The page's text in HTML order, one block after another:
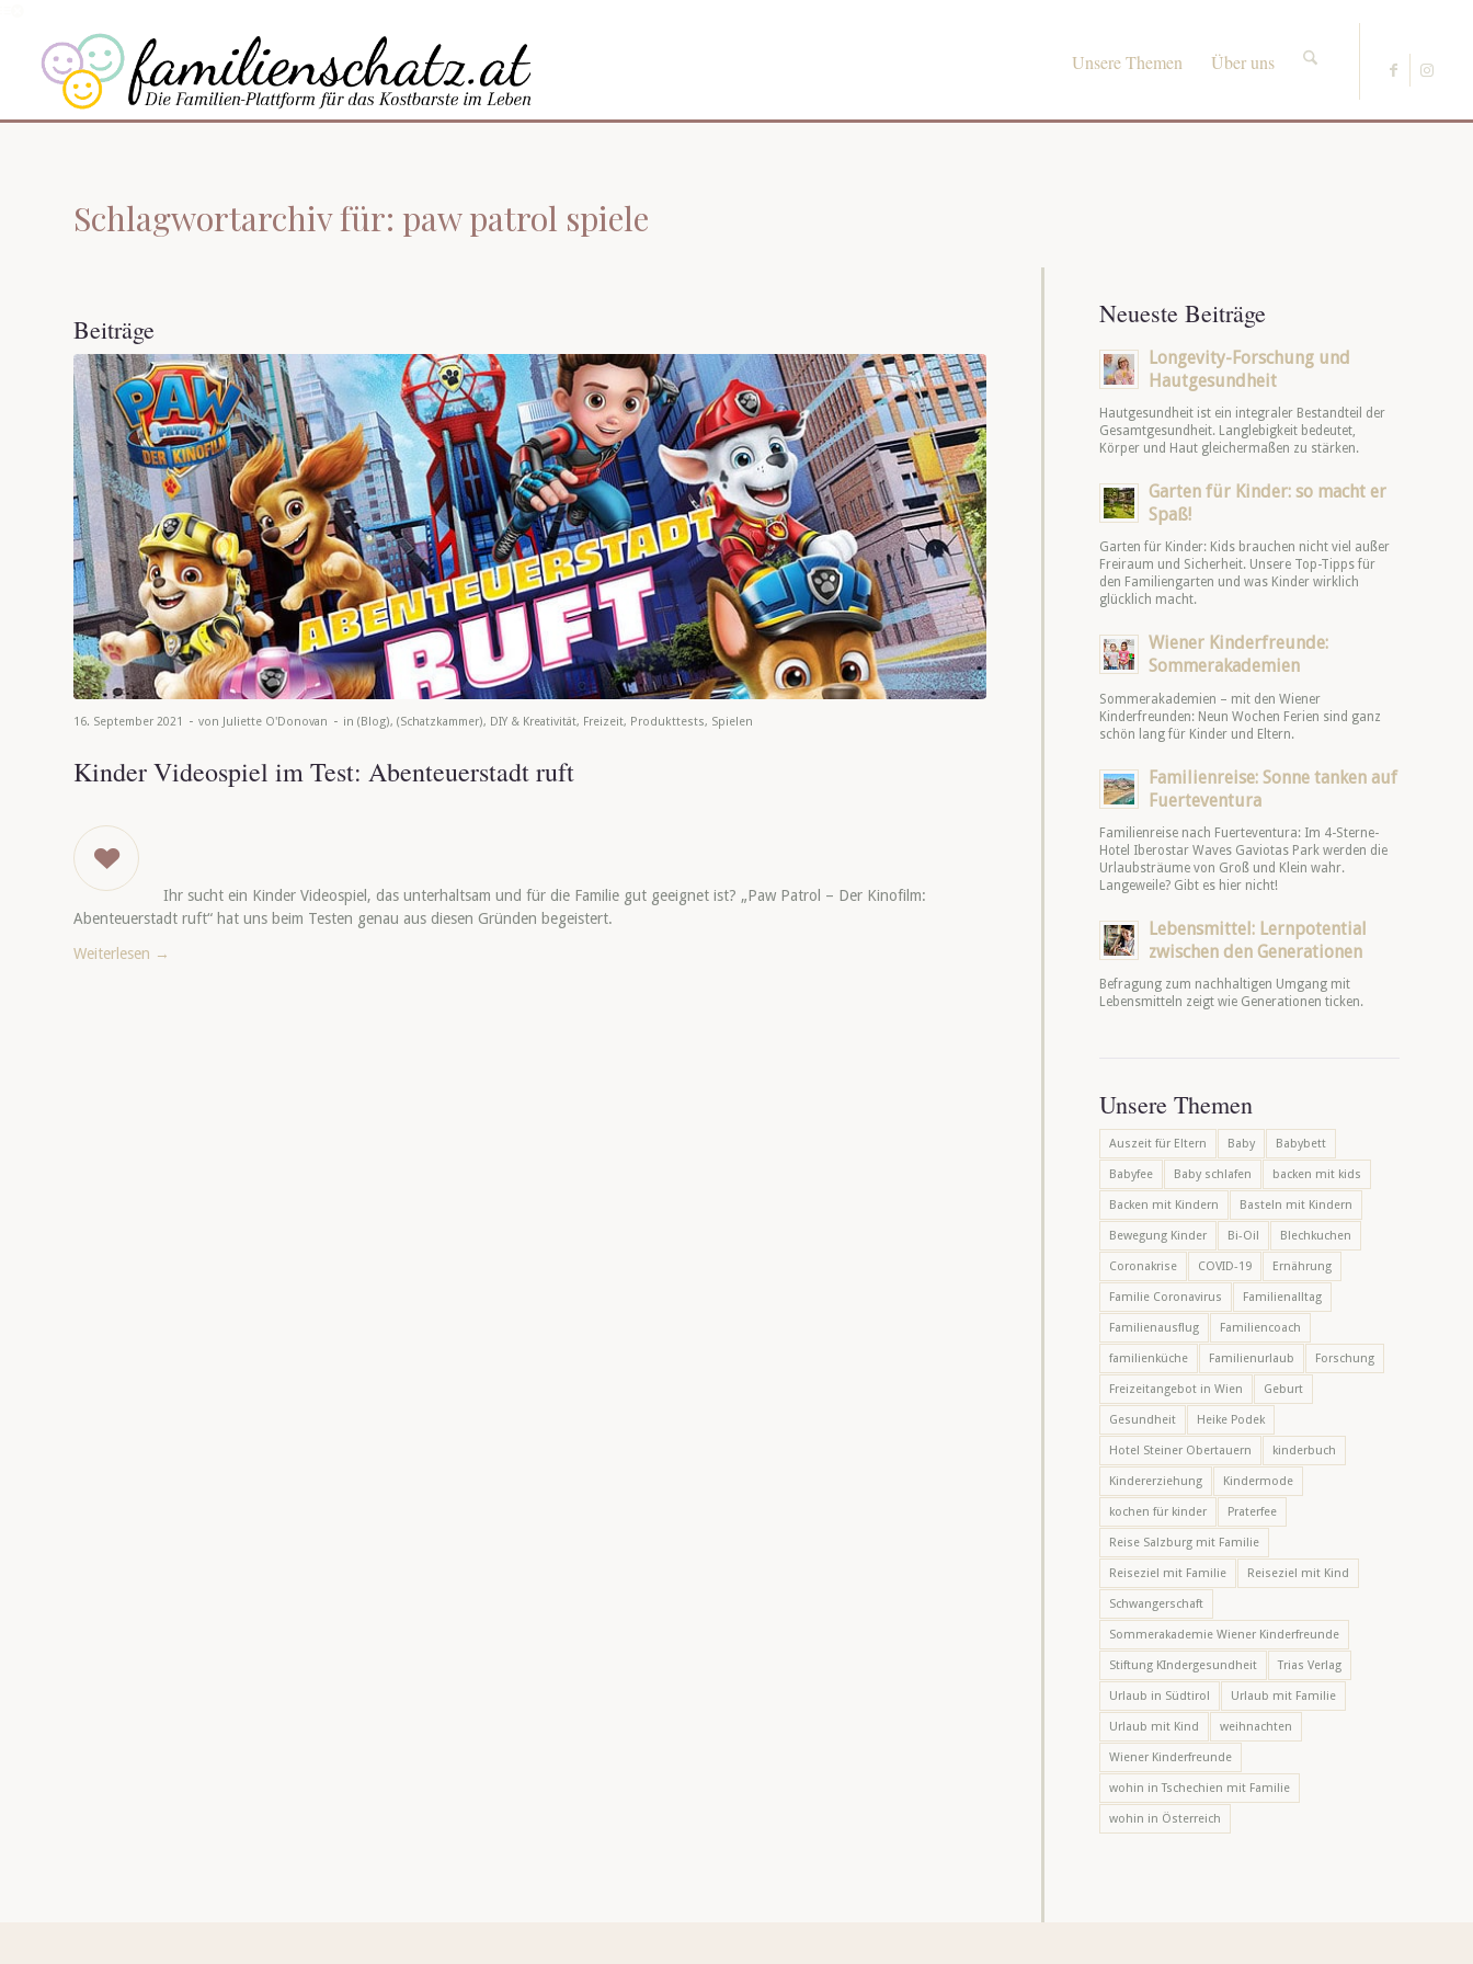
Unsere Themen Über uns
Schlagwortarchiv für: paw patrol spiele
Beiträge
16. September 2021 - von Juliette O'Donovan - in (Blog), (Schatzkammer), DIY & Kreativität, Freizeit, Produkttests, Spielen
Kinder Videospiel im Test: Abenteuerstadt ruft
Ihr sucht ein Kinder Videospiel, das unterhaltsam und für die Familie gut geeignet ist? „Paw Patrol – Der Kinofilm:
Abenteuerstadt ruft“ hat uns beim Testen genau aus diesen Gründen begeistert.
Weiterlesen →
Neueste Beiträge
Longevity-Forschung und
Hautgesundheit
Hautgesundheit ist ein integraler Bestandteil der
Gesamtgesundheit. Langlebigkeit bedeutet,
Körper und Haut gleichermaßen zu stärken.
Garten für Kinder: so macht er
Spaß!
Garten für Kinder: Kids brauchen nicht viel außer
Freiraum und Sicherheit. Unsere Top-Tipps für
den Familiengarten und was Kinder wirklich
glücklich macht.
Wiener Kinderfreunde:
Sommerakademien
Sommerakademien – mit den Wiener
Kinderfreunden: Neun Wochen Ferien sind ganz
schön lang für Kinder und Eltern.
Familienreise: Sonne tanken auf
Fuerteventura
Familienreise nach Fuerteventura: Im 4-Sterne-
Hotel Iberostar Waves Gaviotas Park werden die
Urlaubsträume von Groß und Klein wahr.
Langeweile? Gibt es hier nicht!
Lebensmittel: Lernpotential
zwischen den Generationen
Befragung zum nachhaltigen Umgang mit
Lebensmitteln zeigt wie Generationen ticken.
Unsere Themen
Auszeit für Eltern Baby Babybett
Babyfee Baby schlafen backen mit kids
Backen mit Kindern Basteln mit Kindern
Bewegung Kinder Bi-Oil Blechkuchen
Coronakrise COVID-19 Ernährung
Familie Coronavirus Familienalltag
Familienausflug Familiencoach
familienküche Familienurlaub Forschung
Freizeitangebot in Wien Geburt
Gesundheit Heike Podek
Hotel Steiner Obertauern kinderbuch
Kindererziehung Kindermode
kochen für kinder Praterfee
Reise Salzburg mit Familie
Reiseziel mit Familie Reiseziel mit Kind
Schwangerschaft
Sommerakademie Wiener Kinderfreunde
Stiftung KIndergesundheit Trias Verlag
Urlaub in Südtirol Urlaub mit Familie
Urlaub mit Kind weihnachten
Wiener Kinderfreunde
wohin in Tschechien mit Familie
wohin in Österreich